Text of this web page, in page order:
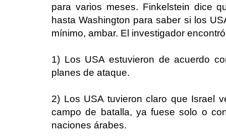
para varios meses. Finkelstein dice
hasta Washington para saber si los
mínimo, ambar. El investigador
1) Los USA estuvieron de acuerdo
planes de ataque.
2) Los USA tuvieron claro que Israel
campo de batalla, ya fuese solo o
naciones árabes.